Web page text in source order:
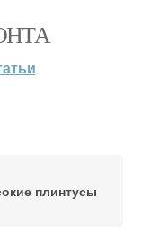
плинтусы